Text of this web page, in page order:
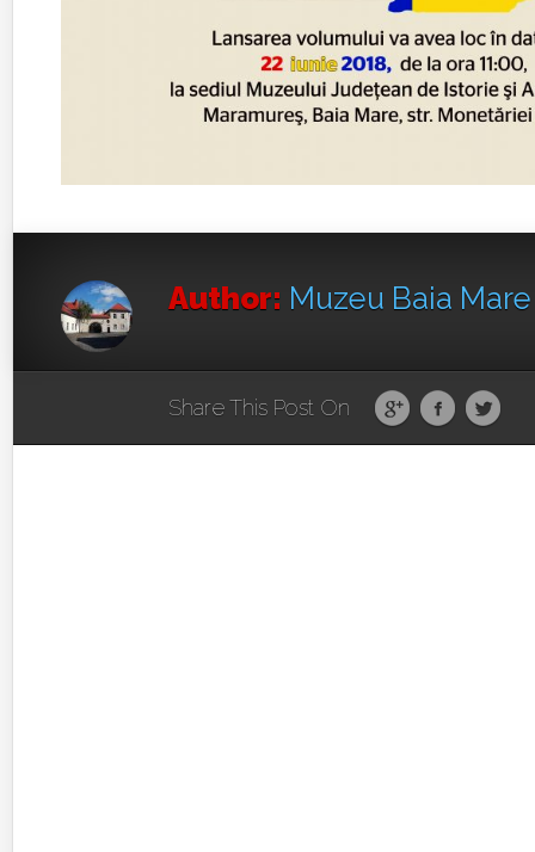
Author: Muzeu Baia
Share This Post On